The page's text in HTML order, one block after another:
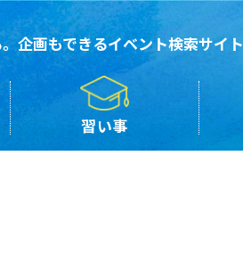
企画もできるイベント検索サイト
習い事